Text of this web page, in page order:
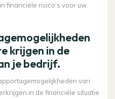
financiële risico’s voor uw
krijgen in de
je bedrijf.
van
in de financiële situatie